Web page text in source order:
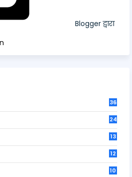
Blogger द्वारा
36
24
13
12
10